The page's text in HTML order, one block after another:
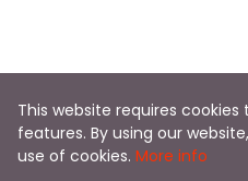
from
฿49,999.00฿36,000.00
This website requires
features. By using our
use of cookies. More info